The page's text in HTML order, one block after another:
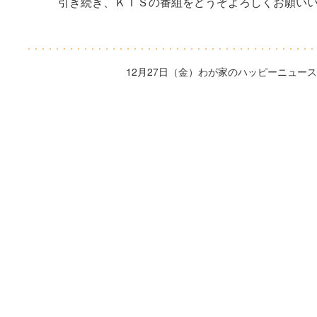
12月27日（金）わが家のハッピーニュース